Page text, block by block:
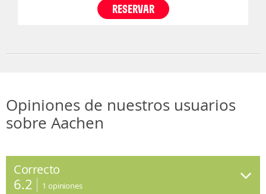
RESERVAR
Opiniones de nuestros usuarios
sobre Aachen
Correcto
6.2 1 opiniones